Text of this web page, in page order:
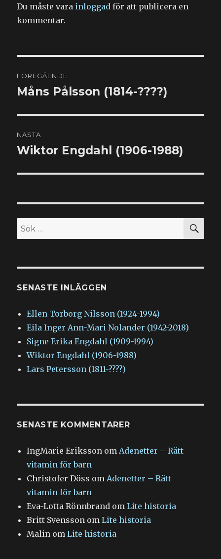
Du måste vara inloggad för att publicera en
kommentar.
FÖREGÅENDE
Föregående
Måns Pålsson (1814-????)
NÄSTA
Nästa
Wiktor Engdahl (1906-1988)
Sök
efter:
SENASTE INLÄGGEN
Ellen Torborg Nilsson (1924-1994)
Eila Inger Ann-Mari Nolander (1942-2018)
Signe Erika Engdahl (1909-1994)
Wiktor Engdahl (1906-1988)
Lars Petersson (1811-????)
SENASTE KOMMENTARER
IngMarie Eriksson omAdenetter – Rätt
vitamin för barn
Christofer Döss omAdenetter – Rätt
vitamin för barn
Eva-Lotta Rönnbrand omLite historia
Britt Svensson omLite historia
Malin omLite historia